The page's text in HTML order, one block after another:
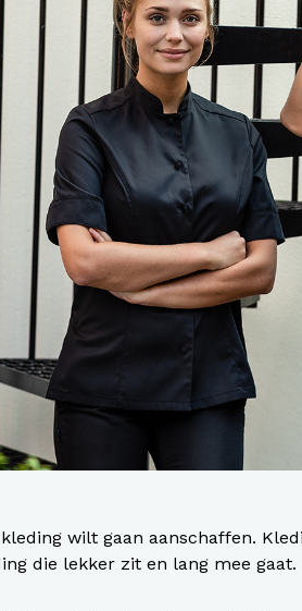
en overalls Workwear
wilt gaan aanschaffen.
die lekker zit en lang mee gaat.